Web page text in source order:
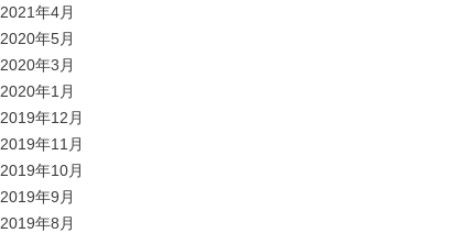
2021年4月
2020年5月
2020年3月
2020年1月
2019年12月
2019年11月
2019年10月
2019年9月
2019年8月